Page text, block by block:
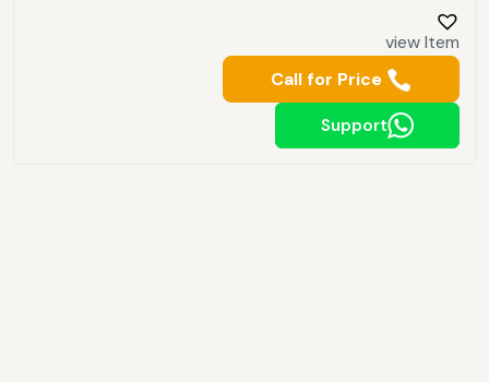
view Item
Call for Price
Support